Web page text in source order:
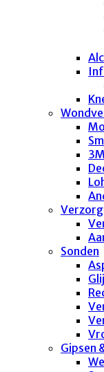
Sonden
Gipsen